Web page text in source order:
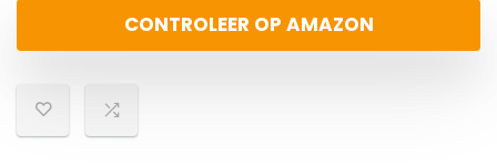
CONTROLEER OP AMAZON